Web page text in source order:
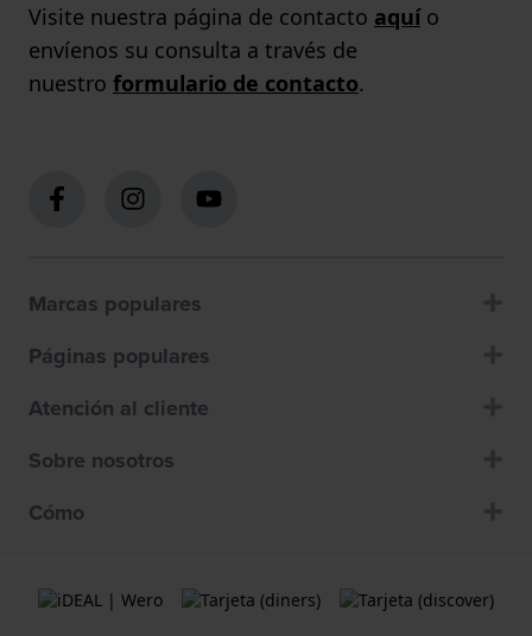
Visite nuestra página de contacto aquío
envíenos su consulta a través de
nuestro formulario de contacto.
Marcas populares
Páginas populares
Atención al cliente
Sobre nosotros
Cómo